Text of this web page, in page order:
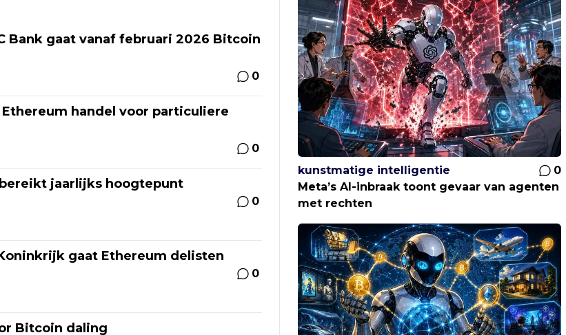
Bank gaat vanaf februari 2026 Bitcoin
0
handel voor particuliere
0
jaarlijks hoogtepunt
0
gaat Ethereum delisten
0
Bitcoin daling
kunstmatige intelligentie
0
Meta’s AI-inbraak toont gevaar van agenten
met rechten